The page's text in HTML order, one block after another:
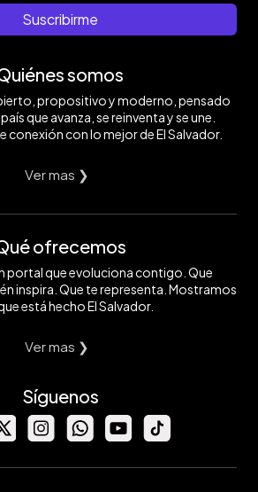
Suscribirme
somos
propositivo y moderno, pensado
que avanza, se reinventa y se une.
conexión con lo mejor de El Salvador.
Ver mas ❯
ofrecemos
portal que evoluciona contigo. Que
inspira. Que te representa. Mostramos
está hecho El Salvador.
Ver mas ❯
Síguenos